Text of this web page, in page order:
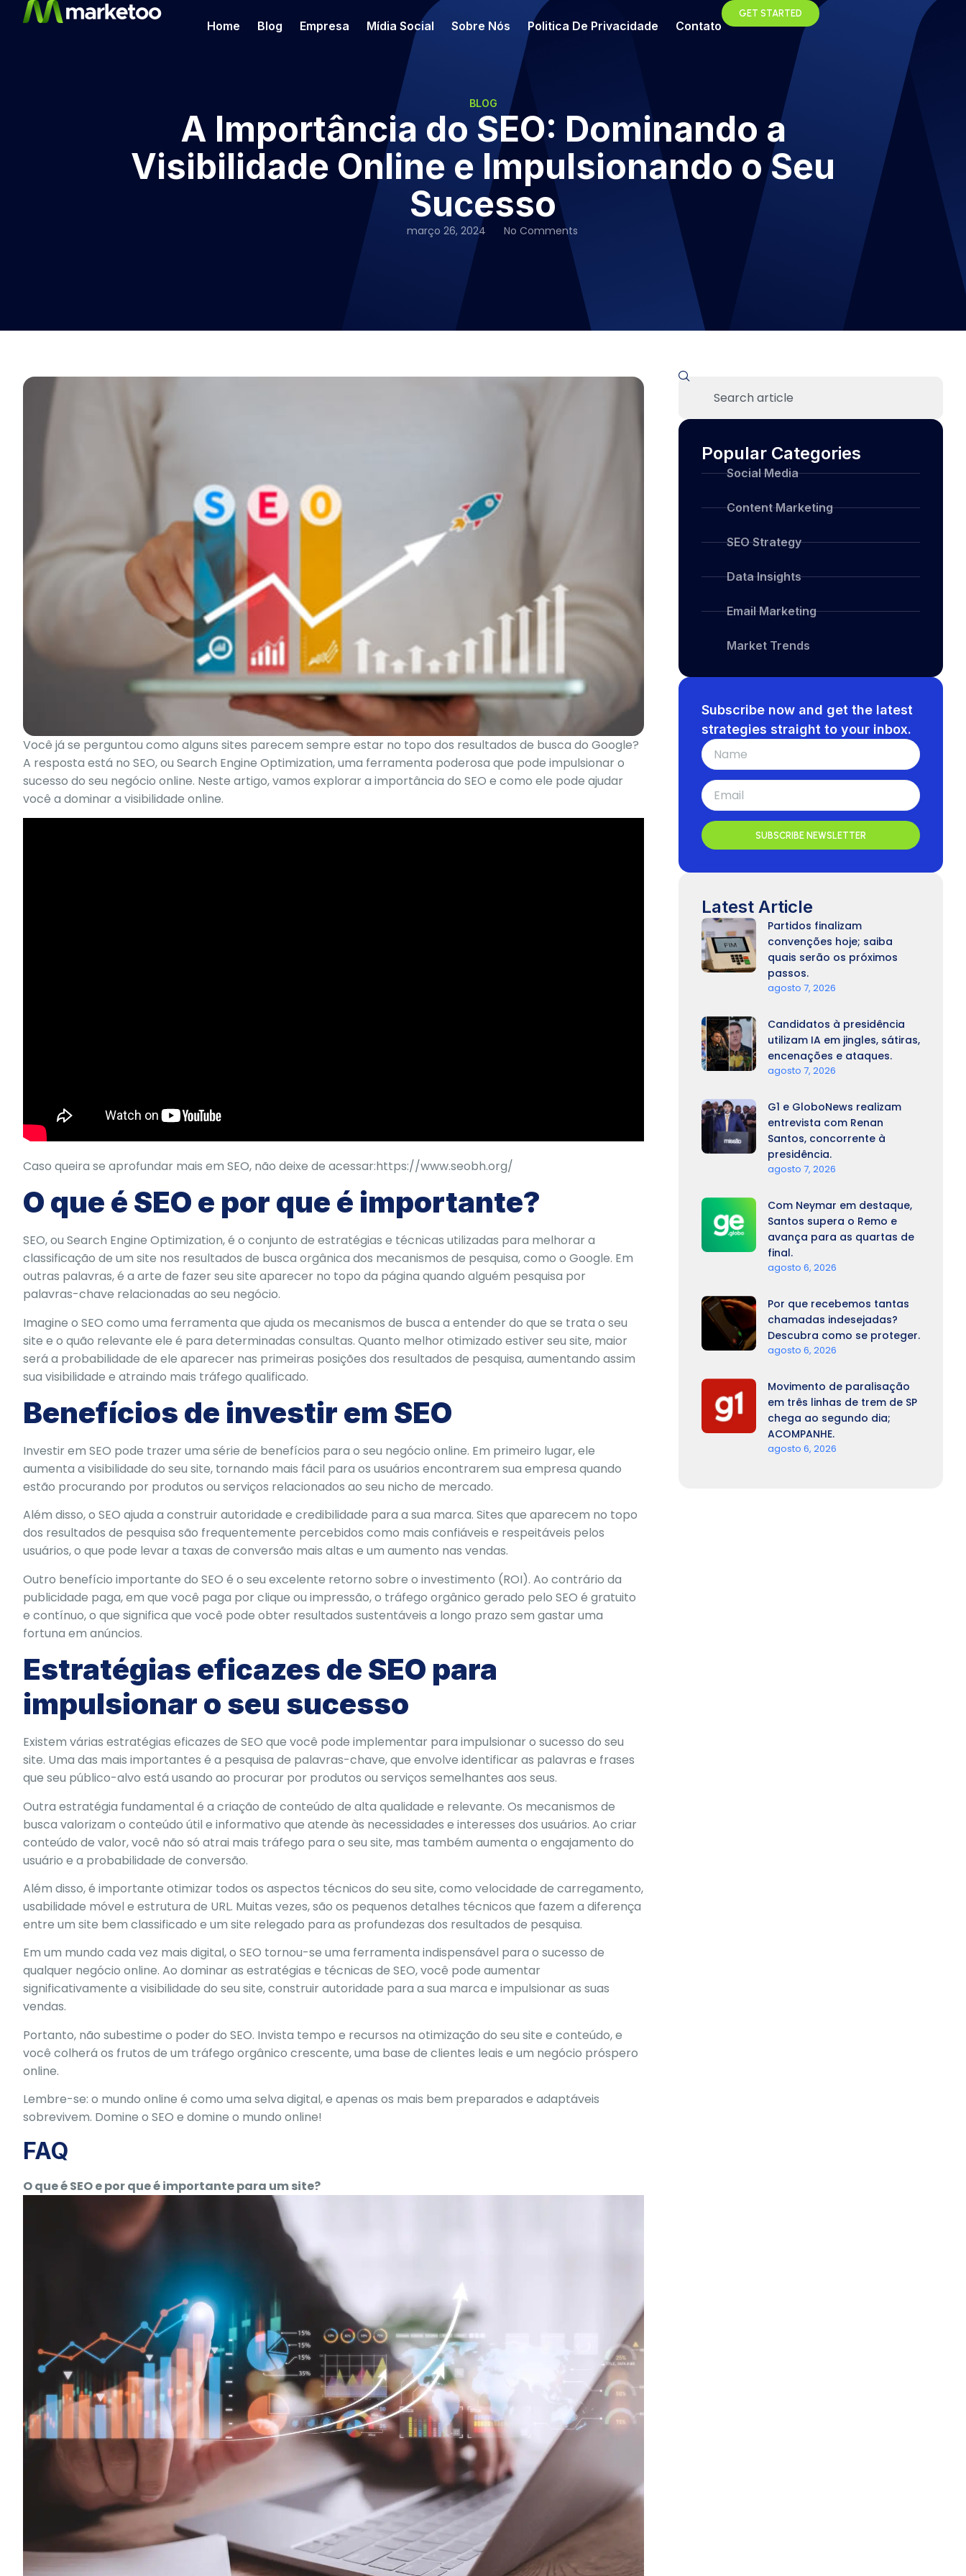
Home Blog Empresa Mídia Social Sobre Nós Politica De Privacidade Contato
GET STARTED
BLOG
A Importância do SEO: Dominando a
Visibilidade Online e Impulsionando o Seu
Sucesso
março 26, 2024 No Comments
Você já se perguntou como alguns sites parecem sempre estar no topo dos resultados de busca do Google?
A resposta está no SEO, ou Search Engine Optimization, uma ferramenta poderosa que pode impulsionar o
sucesso do seu negócio online. Neste artigo, vamos explorar a importância do SEO e como ele pode ajudar
você a dominar a visibilidade online.
Caso queira se aprofundar mais em SEO, não deixe de acessar:https://www.seobh.org/
O que é SEO e por que é importante?
SEO, ou Search Engine Optimization, é o conjunto de estratégias e técnicas utilizadas para melhorar a
classificação de um site nos resultados de busca orgânica dos mecanismos de pesquisa, como o Google. Em
outras palavras, é a arte de fazer seu site aparecer no topo da página quando alguém pesquisa por
palavras-chave relacionadas ao seu negócio.
Imagine o SEO como uma ferramenta que ajuda os mecanismos de busca a entender do que se trata o seu
site e o quão relevante ele é para determinadas consultas. Quanto melhor otimizado estiver seu site, maior
será a probabilidade de ele aparecer nas primeiras posições dos resultados de pesquisa, aumentando assim
sua visibilidade e atraindo mais tráfego qualificado.
Benefícios de investir em SEO
Investir em SEO pode trazer uma série de benefícios para o seu negócio online. Em primeiro lugar, ele
aumenta a visibilidade do seu site, tornando mais fácil para os usuários encontrarem sua empresa quando
estão procurando por produtos ou serviços relacionados ao seu nicho de mercado.
Além disso, o SEO ajuda a construir autoridade e credibilidade para a sua marca. Sites que aparecem no topo
dos resultados de pesquisa são frequentemente percebidos como mais confiáveis e respeitáveis pelos
usuários, o que pode levar a taxas de conversão mais altas e um aumento nas vendas.
Outro benefício importante do SEO é o seu excelente retorno sobre o investimento (ROI). Ao contrário da
publicidade paga, em que você paga por clique ou impressão, o tráfego orgânico gerado pelo SEO é gratuito
e contínuo, o que significa que você pode obter resultados sustentáveis a longo prazo sem gastar uma
fortuna em anúncios.
Estratégias eficazes de SEO para
impulsionar o seu sucesso
Existem várias estratégias eficazes de SEO que você pode implementar para impulsionar o sucesso do seu
site. Uma das mais importantes é a pesquisa de palavras-chave, que envolve identificar as palavras e frases
que seu público-alvo está usando ao procurar por produtos ou serviços semelhantes aos seus.
Outra estratégia fundamental é a criação de conteúdo de alta qualidade e relevante. Os mecanismos de
busca valorizam o conteúdo útil e informativo que atende às necessidades e interesses dos usuários. Ao criar
conteúdo de valor, você não só atrai mais tráfego para o seu site, mas também aumenta o engajamento do
usuário e a probabilidade de conversão.
Além disso, é importante otimizar todos os aspectos técnicos do seu site, como velocidade de carregamento,
usabilidade móvel e estrutura de URL. Muitas vezes, são os pequenos detalhes técnicos que fazem a diferença
entre um site bem classificado e um site relegado para as profundezas dos resultados de pesquisa.
Em um mundo cada vez mais digital, o SEO tornou-se uma ferramenta indispensável para o sucesso de
qualquer negócio online. Ao dominar as estratégias e técnicas de SEO, você pode aumentar
significativamente a visibilidade do seu site, construir autoridade para a sua marca e impulsionar as suas
vendas.
Portanto, não subestime o poder do SEO. Invista tempo e recursos na otimização do seu site e conteúdo, e
você colherá os frutos de um tráfego orgânico crescente, uma base de clientes leais e um negócio próspero
online.
Lembre-se: o mundo online é como uma selva digital, e apenas os mais bem preparados e adaptáveis
sobrevivem. Domine o SEO e domine o mundo online!
FAQ
O que é SEO e por que é importante para um site?
Popular Categories
Social Media
Content Marketing
SEO Strategy
Data Insights
Email Marketing
Market Trends
Subscribe now and get the latest
strategies straight to your inbox.
SUBSCRIBE NEWSLETTER
Latest Article
Partidos finalizam
convenções hoje; saiba
quais serão os próximos
passos.
agosto 7, 2026
Candidatos à presidência
utilizam IA em jingles, sátiras,
encenações e ataques.
agosto 7, 2026
G1 e GloboNews realizam
entrevista com Renan
Santos, concorrente à
presidência.
agosto 7, 2026
Com Neymar em destaque,
Santos supera o Remo e
avança para as quartas de
final.
agosto 6, 2026
Por que recebemos tantas
chamadas indesejadas?
Descubra como se proteger.
agosto 6, 2026
Movimento de paralisação
em três linhas de trem de SP
chega ao segundo dia;
ACOMPANHE.
agosto 6, 2026